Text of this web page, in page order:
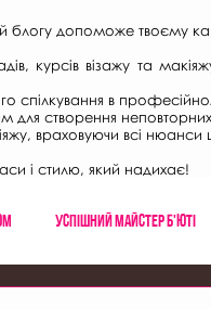
блогу допоможе твоєму
курсів візажу та
спілкування в
для створення
враховуючи всі нюанси
і стилю, який надихає!
Успішний майстер б'юті